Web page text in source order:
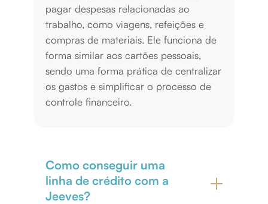
pagar despesas relacionadas ao
trabalho, como viagens, refeições e
compras de materiais. Ele funciona de
forma similar aos cartões pessoais,
sendo uma forma prática de centralizar
os gastos e simplificar o processo de
controle financeiro.
Como conseguir uma
linha de crédito com a
Jeeves?